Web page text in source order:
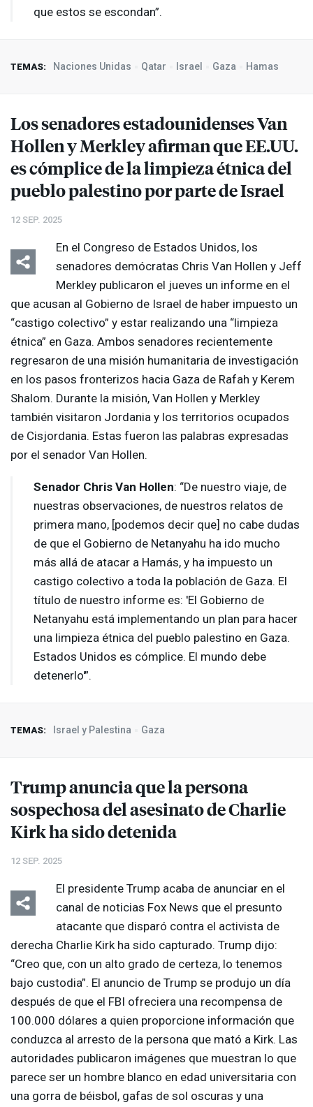
que estos se escondan”.
TEMAS: Naciones Unidas Qatar Israel Gaza Hamas
Los senadores estadounidenses Van
Hollen y Merkley afirman que EE.UU.
es cómplice de la limpieza étnica del
pueblo palestino por parte de Israel
12 SEP. 2025
En el Congreso de Estados Unidos, los
senadores demócratas Chris Van Hollen y Jeff
Merkley publicaron el jueves un informe en el
que acusan al Gobierno de Israel de haber impuesto un
“castigo colectivo” y estar realizando una “limpieza
étnica” en Gaza. Ambos senadores recientemente
regresaron de una misión humanitaria de investigación
en los pasos fronterizos hacia Gaza de Rafah y Kerem
Shalom. Durante la misión, Van Hollen y Merkley
también visitaron Jordania y los territorios ocupados
de Cisjordania. Estas fueron las palabras expresadas
por el senador Van Hollen.
Senador Chris Van Hollen: “De nuestro viaje, de
nuestras observaciones, de nuestros relatos de
primera mano, [podemos decir que] no cabe dudas
de que el Gobierno de Netanyahu ha ido mucho
más allá de atacar a Hamás, y ha impuesto un
castigo colectivo a toda la población de Gaza. El
título de nuestro informe es: 'El Gobierno de
Netanyahu está implementando un plan para hacer
una limpieza étnica del pueblo palestino en Gaza.
Estados Unidos es cómplice. El mundo debe
detenerlo'”.
TEMAS: Israel y Palestina Gaza
Trump anuncia que la persona
sospechosa del asesinato de Charlie
Kirk ha sido detenida
12 SEP. 2025
El presidente Trump acaba de anunciar en el
canal de noticias Fox News que el presunto
atacante que disparó contra el activista de
derecha Charlie Kirk ha sido capturado. Trump dijo:
“Creo que, con un alto grado de certeza, lo tenemos
bajo custodia”. El anuncio de Trump se produjo un día
después de que el FBI ofreciera una recompensa de
100.000 dólares a quien proporcione información que
conduzca al arresto de la persona que mató a Kirk. Las
autoridades publicaron imágenes que muestran lo que
parece ser un hombre blanco en edad universitaria con
una gorra de béisbol, gafas de sol oscuras y una